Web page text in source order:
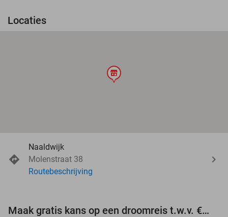
Locaties
store
Naaldwijk
Molenstraat 38
Routebeschrijving
Maak gratis kans op een droomreis t.w.v. €3.000!